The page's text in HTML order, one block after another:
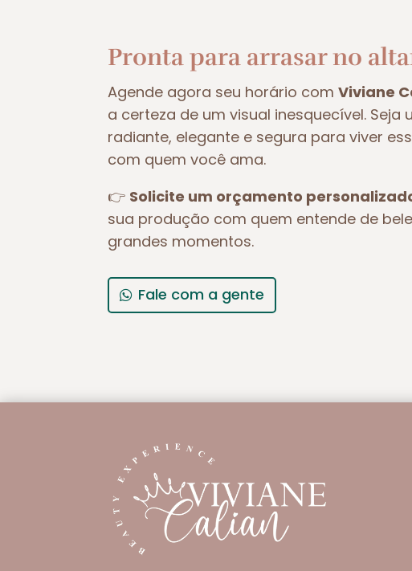
Pronta para arrasar no
Agende agora seu horário comViviane
a certeza de um visual inesquecível. Seja
radiante, elegante e segura para viver
com quem você ama.
👉 Solicite um orçamento
sua produção com quem entende de
grandes momentos.
Fale com a gente